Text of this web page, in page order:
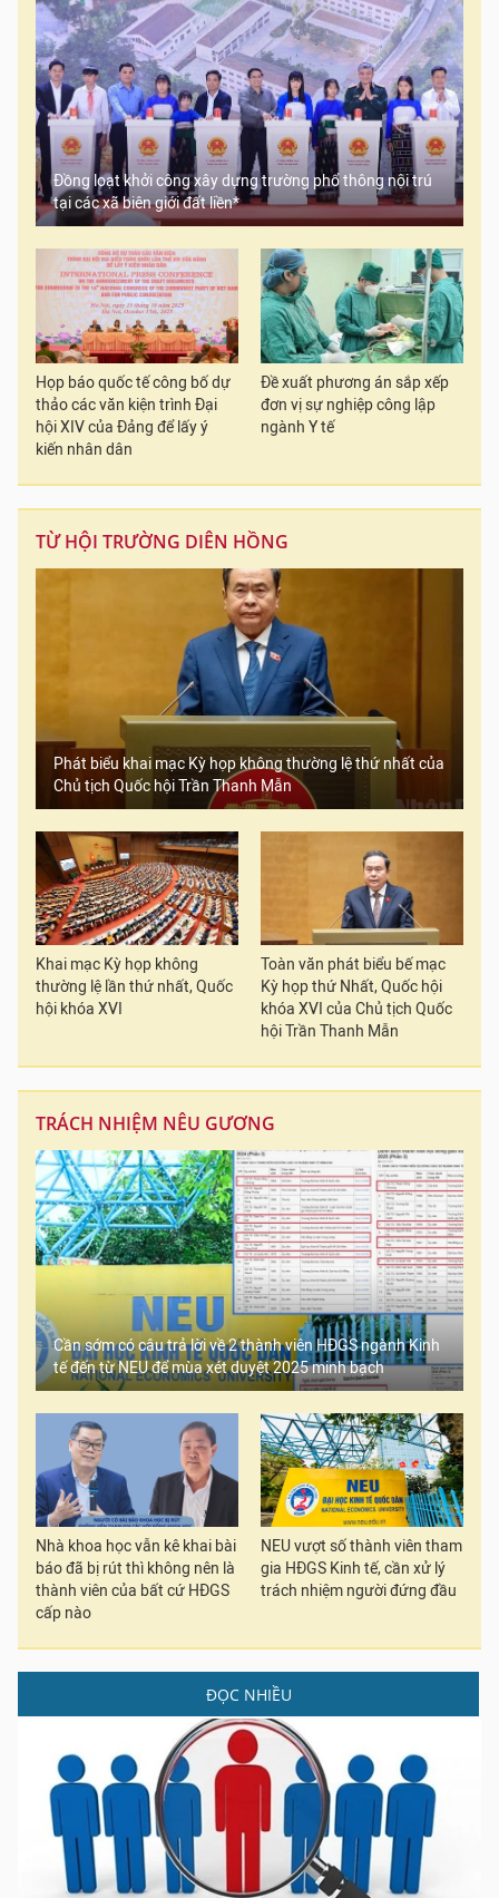
Đồng loạt khởi công xây dựng trường phổ thông nội trú
tại các xã biên giới đất liền*
Họp báo quốc tế công bố dự
thảo các văn kiện trình Đại
hội XIV của Đảng để lấy ý
kiến nhân dân
Đề xuất phương án sắp xếp
đơn vị sự nghiệp công lập
ngành Y tế
TỪ HỘI TRƯỜNG DIÊN HỒNG
Phát biểu khai mạc Kỳ họp không thường lệ thứ nhất của
Chủ tịch Quốc hội Trần Thanh Mẫn
Khai mạc Kỳ họp không
thường lệ lần thứ nhất, Quốc
hội khóa XVI
Toàn văn phát biểu bế mạc
Kỳ họp thứ Nhất, Quốc hội
khóa XVI của Chủ tịch Quốc
hội Trần Thanh Mẫn
TRÁCH NHIỆM NÊU GƯƠNG
Cần sớm có câu trả lời về 2 thành viên HĐGS ngành Kinh
tế đến từ NEU để mùa xét duyệt 2025 minh bạch
Nhà khoa học vẫn kê khai bài
báo đã bị rút thì không nên là
thành viên của bất cứ HĐGS
cấp nào
NEU vượt số thành viên tham
gia HĐGS Kinh tế, cần xử lý
trách nhiệm người đứng đầu
ĐỌC NHIỀU